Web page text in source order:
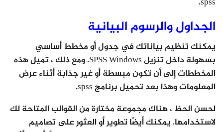
الجداول والرسوم البيانية
يمكنك تنظيم بياناتك في جدول أو مخطط أساسي
بسهولة داخل تنزيل SPSS Windows. ومع ذلك ، تميل هذه
المخططات إلى أن تكون مبسطة أو غير جذابة أثناء عرض
المعلومات وهذا بعد تحميل برنامج spss.
لحسن الحظ ، هناك مجموعة مختارة من القوالب المتاحة لك
لاستخدامها. يمكنك أيضًا تطوير أو العثور على تصاميم